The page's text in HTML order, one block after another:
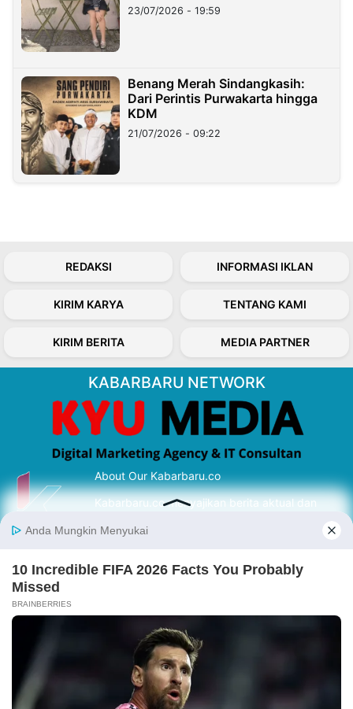
23/07/2026 - 19:59
Benang Merah Sindangkasih:
Dari Perintis Purwakarta hingga
KDM
21/07/2026 - 09:22
REDAKSI INFORMASI IKLAN
KIRIM KARYA TENTANG KAMI
KIRIM BERITA MEDIA PARTNER
KABARBARU NETWORK
About Our Kabarbaru.co
Kabarbaru.co menyajikan berita aktual dan
serta terverifikasi dari sumber yang tepat.
Follow Kabarbaru
Kabarbaru.co